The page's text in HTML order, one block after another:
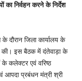
का निर्वहन करने के निर्देश
दौरान जिला कार्यालय के
की। इस बैठक में दंतेवाड़ा के
कलेक्टर एवं वरिष्ठ
आपदा प्रबंधन मंत्री श्री